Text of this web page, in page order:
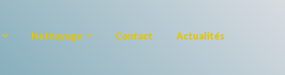
Nettoyage Contact Actualités